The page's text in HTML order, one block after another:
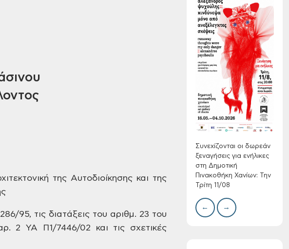
της Αυτοδιοίκησης και της
95, τις διατάξειςτου αριθμ. 23 του
2 ΥΑ Π1/7446/02 και τις σχετικές
Συνεχίζονται οι
δωρεάν ξεναγήσεις
για ενήλικες στη
Δημοτική
Πινακοθήκη Χανίων:
Την Τρίτη 11/08
Συνεχίζονται οι δωρεάν
ξεναγήσεις για ενήλικες
στη Δημοτική
Πινακοθήκη Χανίων: Την
Τρίτη 11/08
← →